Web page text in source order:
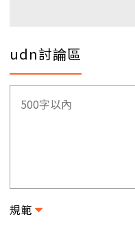
udn討論區
規範